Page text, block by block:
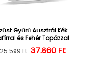
Gyűrű Ausztrál Kék
és Fehér Topázzal
Normál ár
Ft 37.860 Ft